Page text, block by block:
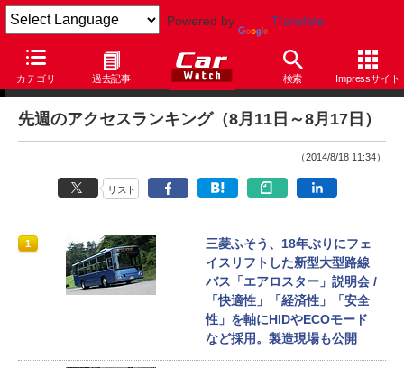
Powered by Translate
カテゴリ 過去記事 検索 Impressサイト
アクセスランキング
先週のアクセスランキング（8月11日～8月17日）
（2014/8/18 11:34）
リスト
1
三菱ふそう、18年ぶりにフェ
イスリフトした新型大型路線
バス「エアロスター」説明会 /
「快適性」「経済性」「安全
性」を軸にHIDやECOモード
など採用。製造現場も公開